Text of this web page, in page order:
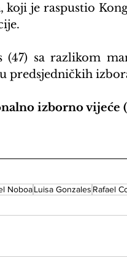
, koji je raspustio
(47) sa razlikom
predsjedničkih
izborno vijeće
NoboaLuisa Gonzales Rafael